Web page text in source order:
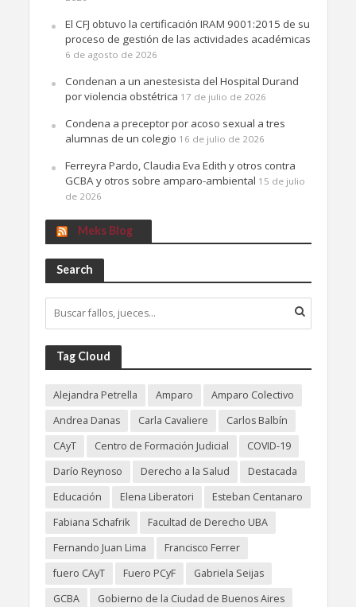
El CFJ obtuvo la certificación IRAM 9001:2015 de su
proceso de gestión de las actividades académicas
6 de agosto de 2026
Condenan a un anestesista del Hospital Durand
por violencia obstétrica 17 de julio de 2026
Condena a preceptor por acoso sexual a tres
alumnas de un colegio 16 de julio de 2026
Ferreyra Pardo, Claudia Eva Edith y otros contra
GCBA y otros sobre amparo-ambiental 15 de julio
de 2026
Meks Blog
Search
Tag Cloud
Alejandra Petrella Amparo
Amparo Colectivo
Andrea Danas
Carla Cavaliere
Carlos Balbín
CAyT
Centro de Formación Judicial
COVID-19
Darío Reynoso
Derecho a la Salud
Destacada
Educación
Elena Liberatori
Esteban Centanaro
Fabiana Schafrik
Facultad de Derecho UBA
Fernando Juan Lima
Francisco Ferrer
fuero CAyT
Fuero PCyF
Gabriela Seijas
GCBA
Gobierno de la Ciudad de Buenos Aires